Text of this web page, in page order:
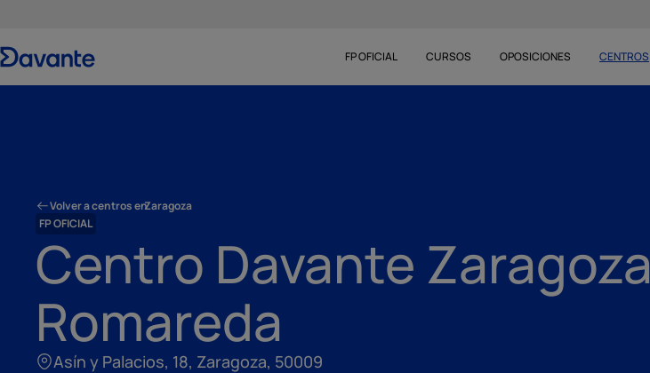
FP OFICIAL CURSOS OPOSICIONES CENTROS
Volver a centros enZaragoza
FP OFICIAL
Centro Davante Zaragoza
Romareda
Asín y Palacios, 18, Zaragoza, 50009